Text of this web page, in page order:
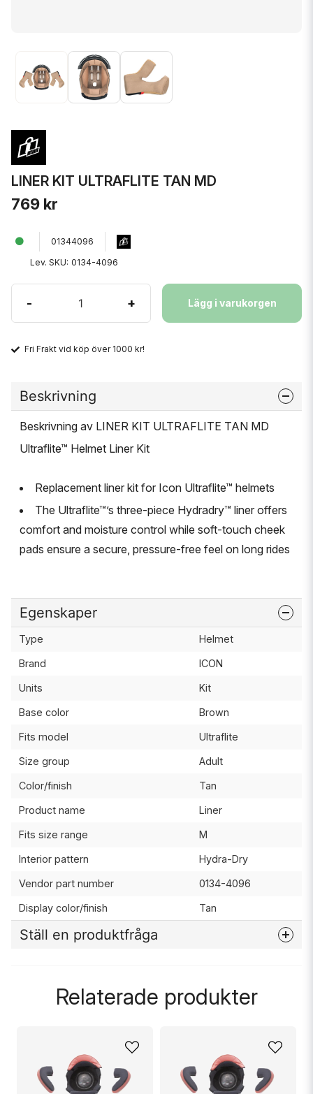
LINER KIT ULTRAFLITE TAN MD
769 kr
01344096
Lev. SKU: 0134-4096
- + Lägg i varukorgen
Fri Frakt vid köp över 1000 kr!
Beskrivning
Beskrivning av LINER KIT ULTRAFLITE TAN MD
Ultraflite™ Helmet Liner Kit
Replacement liner kit for Icon Ultraflite™ helmets
The Ultraflite™’s three-piece Hydradry™ liner offers
comfort and moisture control while soft-touch cheek
pads ensure a secure, pressure-free feel on long rides
Egenskaper
Type Helmet
Brand ICON
Units Kit
Base color Brown
Fits model Ultraflite
Size group Adult
Color/finish Tan
Product name Liner
Fits size range M
Interior pattern Hydra-Dry
Vendor part number 0134-4096
Display color/finish Tan
Ställ en produktfråga
Relaterade produkter